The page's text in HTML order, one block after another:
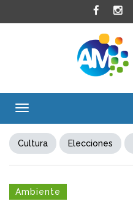
Toggle
Cultura Elecciones
Ambiente